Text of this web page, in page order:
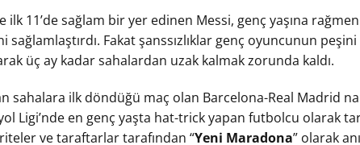
11’de sağlam bir yer edinen Messi, genç yaşına rağmen
Fakat şanssızlıklar genç oyuncunun
üç ay kadar sahalardan uzak kalmak zorunda kaldı.
sahalara ilk döndüğü maç olan Barcelona-Real Madrid
Ligi’nde en genç yaşta hat-trick yapan futbolcu olarak
ve taraftarlar tarafından “Yeni Maradona” olarak